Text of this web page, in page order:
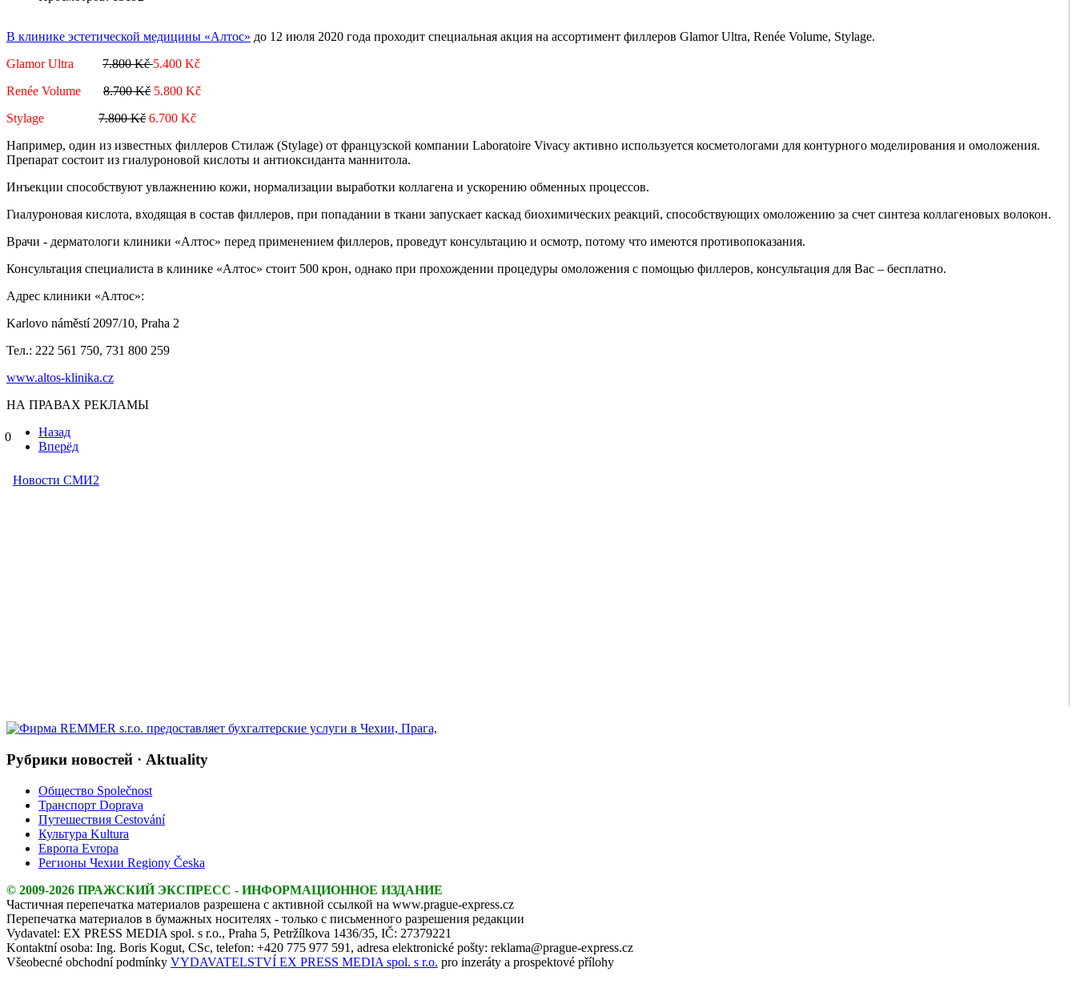
В клинике эстетической медицины «Алтос» до 12 июля 2020 года проходит специальная акция на ассортимент филлеров Glamor Ultra, Renée Volume, Stylage.
Glamor Ultra
7.800Kč5.400 Kč
Renée Volume
8.700Kč 5.800 Kč
Stylage
7.800Kč 6.700 Kč
Например, один из известных филлеров Стилаж (Stylage) от французской компании Laboratoire Vivacy активно используется косметологами для контурного моделирования и омоложения.
Препарат состоит из гиалуроновой кислоты и антиоксиданта маннитола.
Инъекции способствуют увлажнению кожи, нормализации выработки коллагена и ускорению обменных процессов.
Гиалуроновая кислота, входящая в состав филлеров, при попадании в ткани запускает каскад биохимических реакций, способствующих омоложению за счет синтеза коллагеновых волокон.
Врачи - дерматологи клиники «Алтос» перед применением филлеров, проведут консультацию и осмотр, потому что имеются противопоказания.
Консультация специалиста в клинике «Алтос» стоит 500 крон, однако при прохождении процедуры омоложения с помощью филлеров, консультация для Вас – бесплатно.
Адрес клиники «Алтос»:
Karlovo náměstí 2097/10, Praha 2
Тел.: 222 561 750, 731 800 259
www.altos-klinika.cz
НА ПРАВАХ РЕКЛАМЫ
0
Назад
Вперёд
Рубрики новостей · Aktuality
Общество Společnost
Транспорт Doprava
Путешествия Cestování
Культура Kultura
Европа Evropa
Регионы Чехии Regiony Česka
© 2009-2026 ПРАЖСКИЙ ЭКСПРЕСС - ИНФОРМАЦИОННОЕ ИЗДАНИЕ
Частичная перепечатка материалов разрешена с активной ссылкой на www.prague-express.cz
Перепечатка материалов в бумажных носителях - только с письменного разрешения редакции
Vydavatel: EX PRESS MEDIA spol. s r.o., Praha 5, Petržílkova 1436/35, IČ: 27379221
Kontaktní osoba: Ing. Boris Kogut, CSc, telefon: +420 775 977 591, adresa elektronické pošty: reklama@prague-express.cz
Všeobecné obchodní podmínky VYDAVATELSTVÍ EX PRESS MEDIA spol. s r.o. pro inzeráty a prospektové přílohy